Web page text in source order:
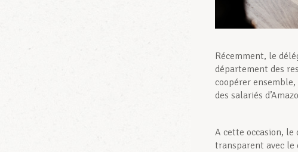
Récemment, le
département des
coopérer
des salariés
A cette occasion, le
transparent avec le